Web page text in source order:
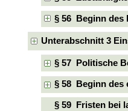
§ 56 Beginn des
Unterabschnitt 3
§ 57 Politische
§ 58 Beginn des
§ 59 Fristen bei